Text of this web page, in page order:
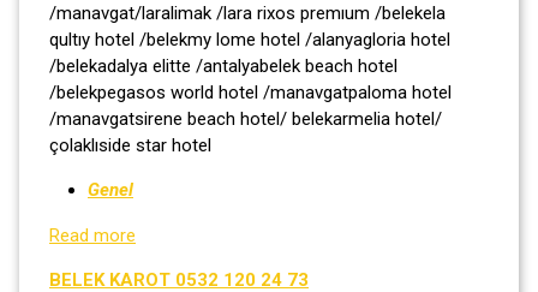
/manavgat/laralimak /lara rixos premıum /belekela
qultıy hotel /belekmy lome hotel /alanyagloria hotel
/belekadalya elitte /antalyabelek beach hotel
/belekpegasos world hotel /manavgatpaloma hotel
/manavgatsirene beach hotel/ belekarmelia hotel/
çolaklıside star hotel
Genel
Read more
BELEK KAROT 0532 120 24 73